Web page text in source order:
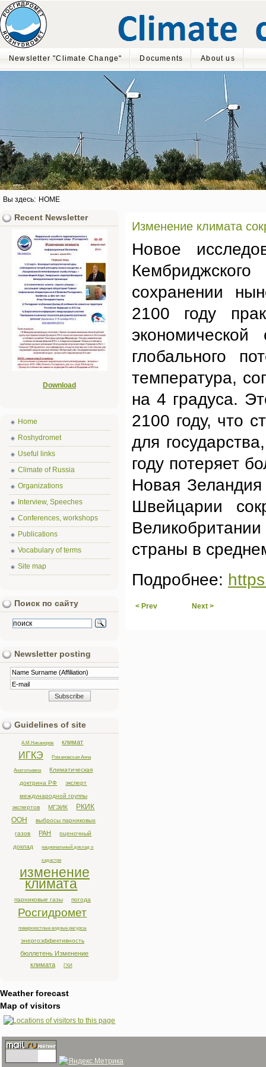
Newsletter "Climate Change" Documents About us
Вы здесь: HOME
Изменение климата
Новое
сохранении
2100 году
глобального
температура,
на 4 градуса.
2100 году, что
для
году потеряет
Новая
Швейцарии
страны в
Подробнее:
< Prev Next >
Recent Newsletter
Download
Home
Roshydromet
Useful links
Climate of Russia
Organizations
Interview, Speeches
Conferences, workshops
Publications
Vocabulary of terms
Site map
Поиск по сайту
Newsletter posting
Guidelines of site
А.М.Никаноров климат
ИГКЭ Романовская Анна
Анатольевна
Климатическая
доктрина РФ
эксперт
международной группы
экспертов
МГЭИК
РКИК
ООН
выбросы парниковых
газов
РАН
оценочный
доклад
национальный доклад о
кадастре
изменение
климата
парниковые газы погода
Росгидромет
поверхностные водные ресурсы
энергоэффективность
бюллетень Изменение
климата
ГХИ
Weather forecast
Map of visitors